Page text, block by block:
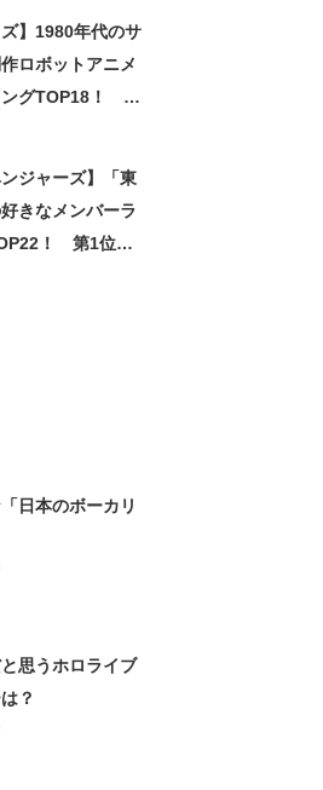
ズ】1980年代のサ
ロボットアニメ
ングTOP18！ 第
ンジャーズ】「東
きなメンバーラ
！ 第1位は
日本のボーカリ
思うホロライブ
？